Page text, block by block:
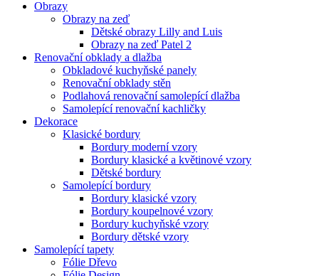
Obrazy
Obrazy na zeď
Dětské obrazy Lilly and Luis
Obrazy na zeď Patel 2
Renovační obklady a dlažba
Obkladové kuchyňské panely
Renovační obklady stěn
Podlahová renovační samolepící dlažba
Samolepící renovační kachličky
Dekorace
Klasické bordury
Bordury moderní vzory
Bordury klasické a květinové vzory
Dětské bordury
Samolepící bordury
Bordury klasické vzory
Bordury koupelnové vzory
Bordury kuchyňské vzory
Bordury dětské vzory
Samolepící tapety
Fólie Dřevo